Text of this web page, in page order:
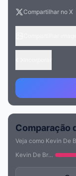
Compartilhar no X
Comparação
Veja como Kevin De
Kevin De Bruyne